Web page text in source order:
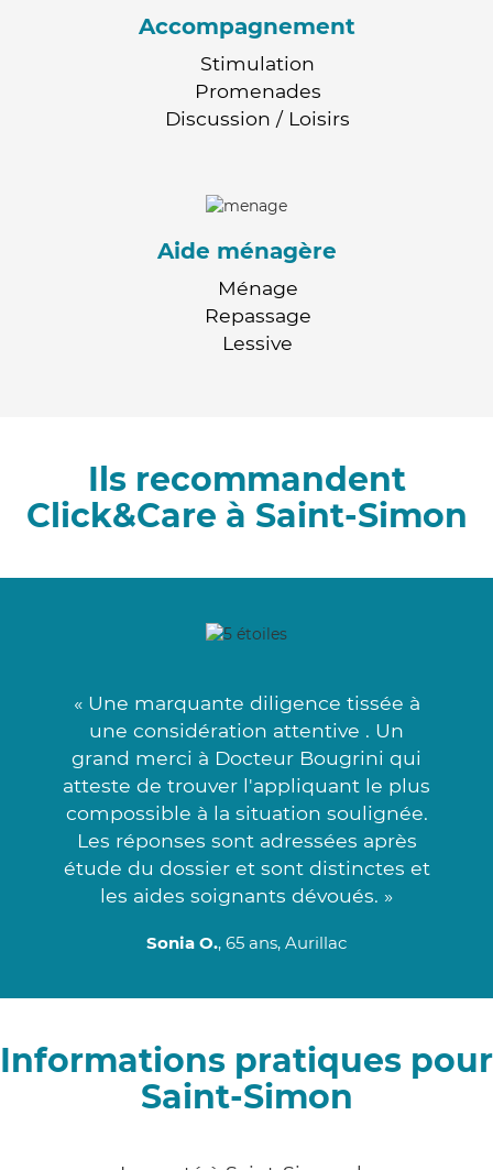
Accompagnement
Stimulation
Promenades
Discussion / Loisirs
Aide ménagère
Ménage
Repassage
Lessive
Ils recommandent
Click&Care à Saint-Simon
« Une marquante diligence tissée à
une considération attentive . Un
grand merci à Docteur Bougrini qui
atteste de trouver l'appliquant le plus
compossible à la situation soulignée.
Les réponses sont adressées après
étude du dossier et sont distinctes et
les aides soignants dévoués. »
Sonia O., 65 ans, Aurillac
Informations pratiques pour
Saint-Simon